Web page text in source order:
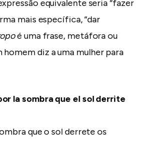
equivalente seria “fazer
mais específica, “dar
é uma frase, metáfora ou
homem diz a uma mulher para
la sombra que el sol derrite
que o sol derrete os